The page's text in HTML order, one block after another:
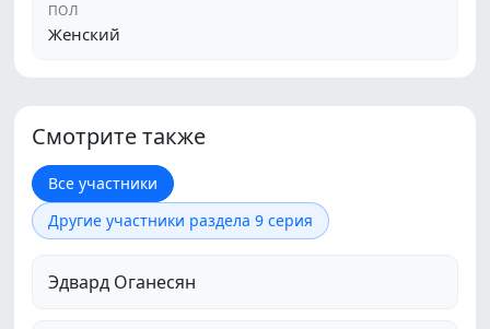
ПОЛ
Женский
Смотрите также
Все участники
Другие участники раздела 9 серия
Эдвард Оганесян